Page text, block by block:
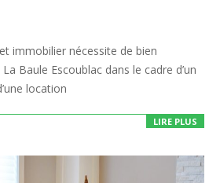
immobilier nécessite de bien
Baule Escoublac dans le cadre d’un
location
LIRE PLUS